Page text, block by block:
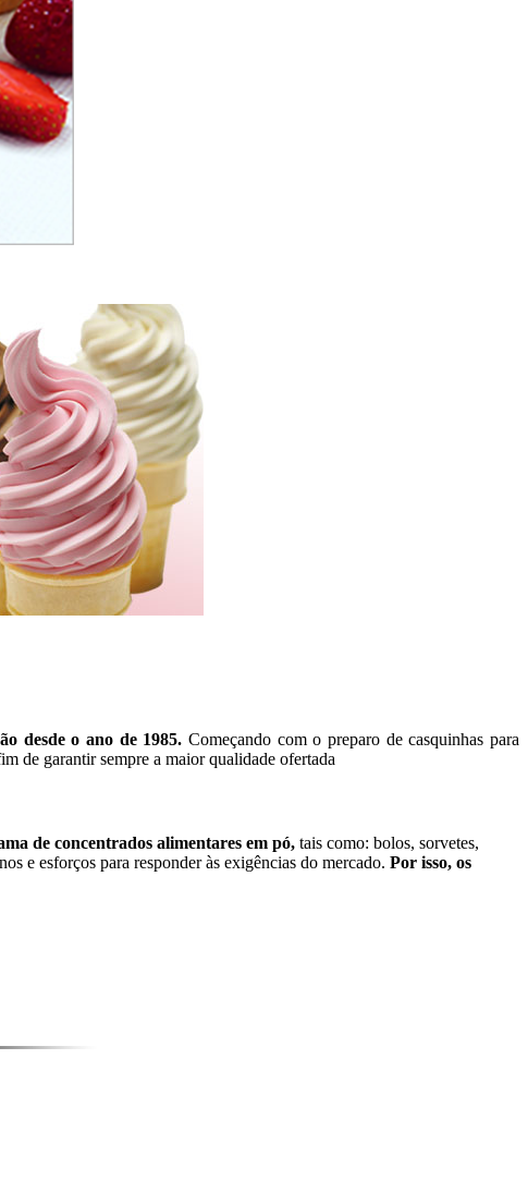
desde o ano de 1985. Começando com o preparo de casquinhas para
de garantir sempre a maior qualidade ofertada
de concentrados alimentares em pó, tais como: bolos, sorvetes,
e esforços para responder às exigências do mercado. Por isso, os